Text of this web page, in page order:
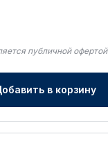
публичной офертой
в корзину